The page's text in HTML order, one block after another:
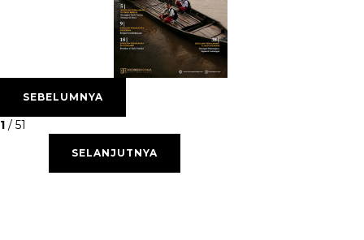
SEBELUMNYA
1 / 51
SELANJUTNYA